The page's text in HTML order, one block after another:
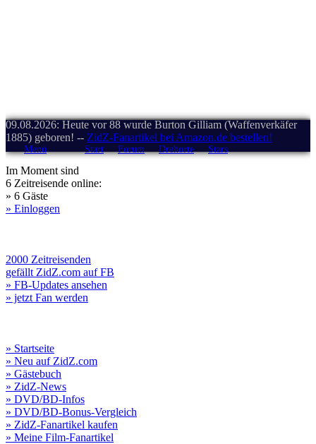
09.08.2026: Heute vor 88 wurde Burton Gilliam (Waffenverkäfer
1885) geboren! -- ZidZ-Fanartikel bei Amazon.de bestellen!
Menü Start Forum Drehorte Stars
Im Moment sind
6 Zeitreisende online:
» 6 Gäste
» Einloggen
2000 Zeitreisenden
gefällt ZidZ.com auf FB
» FB-Updates ansehen
» jetzt Fan werden
» Startseite
» Neu auf ZidZ.com
» Gästebuch
» ZidZ-News
» DVD/BD-Infos
» DVD/BD-Bonus-Vergleich
» ZidZ-Fanartikel kaufen
» Meine Film-Fanartikel